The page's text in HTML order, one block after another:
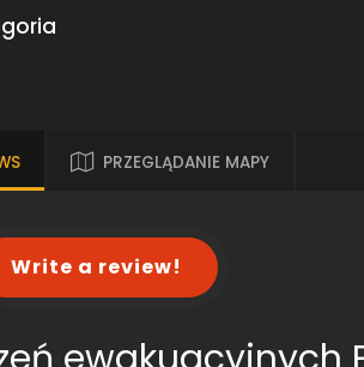
PRZEGLĄDANIE MAPY
Write a review!